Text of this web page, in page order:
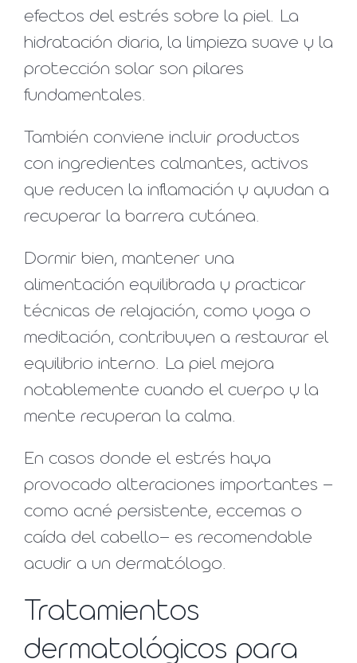
efectos del estrés sobre la piel. La
hidratación diaria, la limpieza suave y la
protección solar son pilares
fundamentales.
También conviene incluir productos
con ingredientes calmantes, activos
que reducen la inflamación y ayudan a
recuperar la barrera cutánea.
Dormir bien, mantener una
alimentación equilibrada y practicar
técnicas de relajación, como yoga o
meditación, contribuyen a restaurar el
equilibrio interno. La piel mejora
notablemente cuando el cuerpo y la
mente recuperan la calma.
En casos donde el estrés haya
provocado alteraciones importantes —
como acné persistente, eccemas o
caída del cabello— es recomendable
acudir a un dermatólogo.
Tratamientos
dermatológicos para